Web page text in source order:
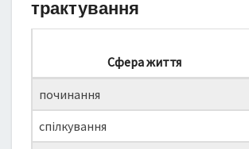
трактування
Сфера життя
починання
спілкування